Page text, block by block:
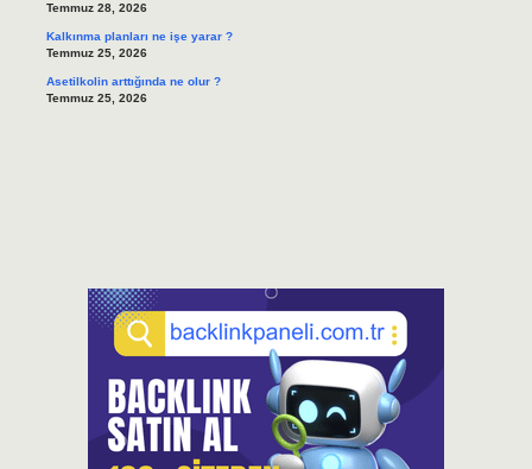
Temmuz 28, 2026
Kalkınma planları ne işe yarar ?
Temmuz 25, 2026
Asetilkolin arttığında ne olur ?
Temmuz 25, 2026